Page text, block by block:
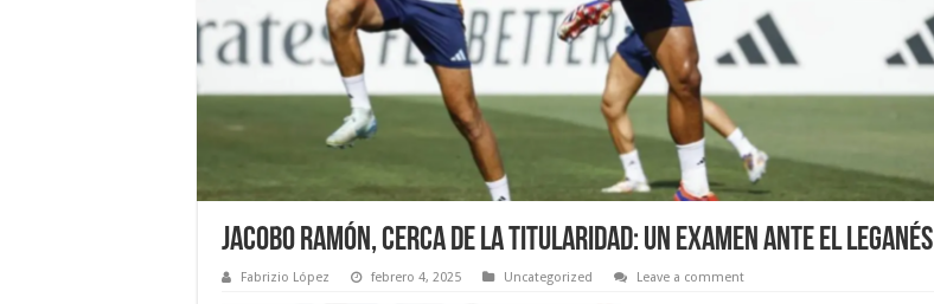
Jacobo Ramón, cerca de la titularidad: un examen ante el Leganés
Fabrizio López febrero 4, 2025 Uncategorized Leave a comment